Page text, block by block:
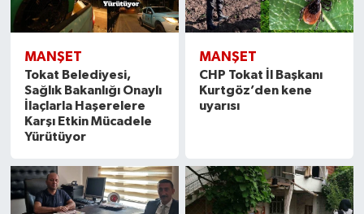
MANŞET
Tokat Belediyesi,
Sağlık Bakanlığı Onaylı
İlaçlarla Haşerelere
Karşı Etkin Mücadele
Yürütüyor
MANŞET
CHP Tokat İl Başkanı
Kurtgöz’den kene
uyarısı